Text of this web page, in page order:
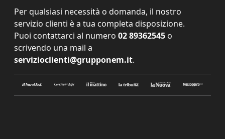
Per qualsiasi necessità o domanda, il nostro
servizio clienti è a tua completa disposizione.
Puoi contattarci al numero 02 89362545 o
scrivendo una mail a
servizioclienti@grupponem.it.